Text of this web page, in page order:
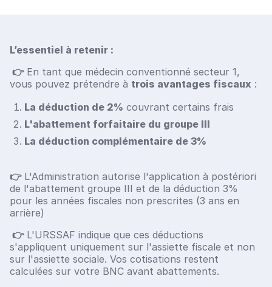
L’essentiel à retenir :
👉 En tant que médecin conventionné secteur 1,
vous pouvez prétendre à trois avantages fiscaux :
La déduction de 2% couvrant certains frais
L'abattement forfaitaire du groupe III
La déduction complémentaire de 3%
👉 L'Administration autorise l'application à postériori
de l'abattement groupe III et de la déduction 3%
pour les années fiscales non prescrites (3 ans en
arrière)
👉 L'URSSAF indique que ces déductions
s'appliquent uniquement sur l'assiette fiscale et non
sur l'assiette sociale. Vos cotisations restent
calculées sur votre BNC avant abattements.